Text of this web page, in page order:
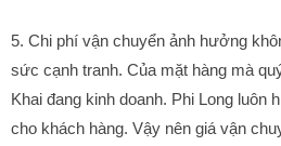
5. Chi phí vận chuyển ảnh hưởng
sức cạnh tranh. Của mặt hàng mà
Khai đang kinh doanh. Phi Long luôn
cho khách hàng. Vậy nên giá vận